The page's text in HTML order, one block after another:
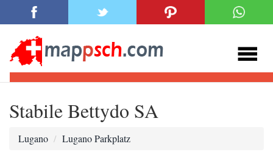
Stabile Bettydo SA
Lugano Lugano Parkplatz